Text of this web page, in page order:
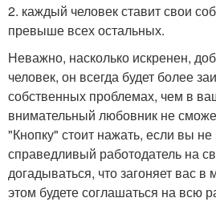
2. каждый человек ставит свои
превыше всех остальных.
Неважно, насколько искренен,
человек, он всегда будет более
собственных проблемах, чем в
внимательный любовник не
"Кнопку" стоит нажать, если вы
справедливый работодатель на
догадываться, что загоняет вас
этом будете соглашаться на всю